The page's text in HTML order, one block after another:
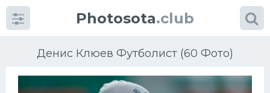
Photosota.club
Денис Клюев Футболист (60 Фото)